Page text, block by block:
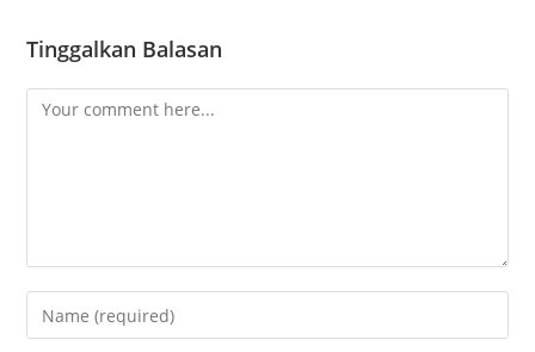
Tinggalkan Balasan
Comment
Enter
your